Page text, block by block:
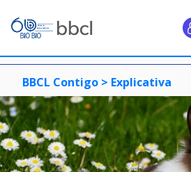
BBCL Contigo > Explicativa